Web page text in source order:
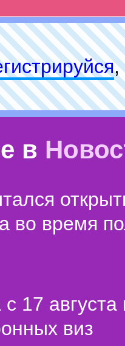
,
в
во время
17 августа
виз